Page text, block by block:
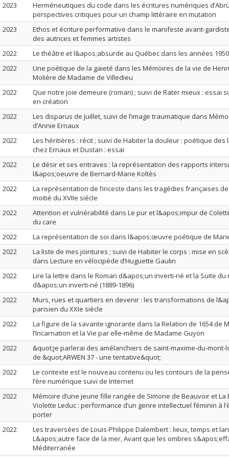
2023
Herméneutiques du code dans les écritures numériques
perspectives critiques pour un champ littéraire en mutation
2023
Ethos et écriture performative dans le manifeste avant-
des autrices et femmes artistes
2022
Le théâtre et l&apos;absurde au Québec dans les années
2022
Une poétique de la gaieté dans les Mémoires de la vie de
Molière de Madame de Villedieu
2022
Que notre joie demeure (roman) ; suivi de Rater mieux : essai
en création
2022
Les disparus de Juillet, suivi de l’image traumatique dans
d’Annie Ernaux
2022
Les héritières : récit ; suivi de Habiter la douleur : poétique des
chez Ernaux et Dustan : essai
2022
Le désir et ses entraves : la représentation des rapports
l&apos;oeuvre de Bernard-Marie Koltès
2022
La représentation de l’inceste dans les tragédies françaises
moitié du XVIIe siècle
2022
Attention et vulnérabilité dans Le pur et l&apos;impur de
du care
2022
La représentation de soi dans l&apos;œuvre poétique de
2022
La liste de mes jointures ; suivi de Habiter le corps : mise en
dans Lecture en vélocipède d’Huguette Gaulin
2022
Lire la lettre dans le Roman d&apos;un inverti-né et la Suite du
d&apos;un inverti-né (1889-1896)
2022
Murs, rues et quartiers en devenir : les transformations de
parisien du XXIe siècle
2022
La figure de la savante ignorante dans la Relation de 1654 de
l’Incarnation et la Vie par elle-même de Madame Guyon
2022
&quot;je parlerai des amélanchiers de saint-maxime-du-mont-
de &quot;ARWEN 37 - une tentative&quot;
2022
Le contexte est le nouveau contenu ou les contours de la
l’ère numérique suivi de Internet
2022
Mémoire d’une jeune fille rangée de Simone de Beauvoir et La
Violette Leduc : performance d’un genre intellectuel féminin à
porter
2022
Les traversées de Louis-Philippe Dalembert : lieux, temps et
L&apos;autre face de la mer, Avant que les ombres
Méditerranée